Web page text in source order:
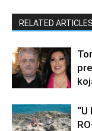
RELATED ARTICLES
“U